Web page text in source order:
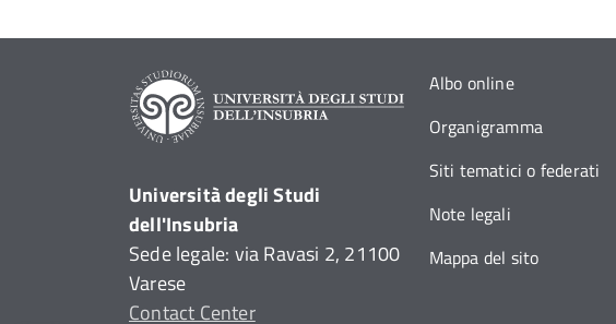
Università degli Studi
dell'Insubria
Sede legale: via Ravasi 2, 21100
Varese
Contact Center
Albo online
Organigramma
Siti tematici o federati
Note legali
Mappa del sito